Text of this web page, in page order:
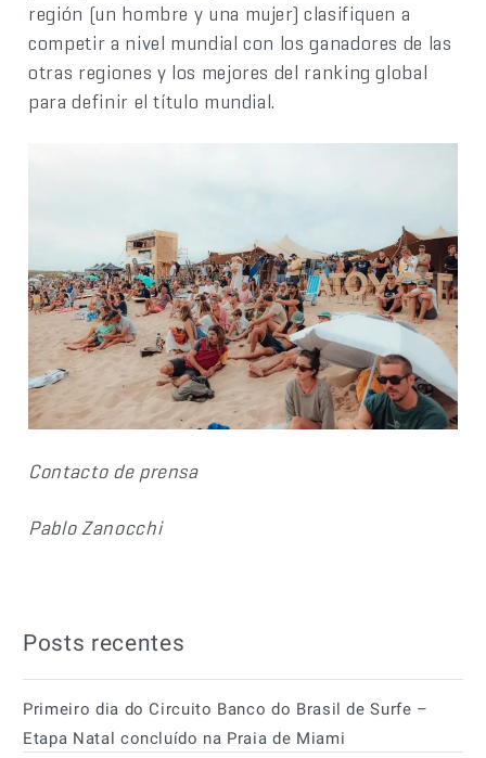
región (un hombre y una mujer) clasifiquen a
competir a nivel mundial con los ganadores de las
otras regiones y los mejores del ranking global
para definir el título mundial.
Contacto de prensa
Pablo Zanocchi
Posts recentes
Primeiro dia do Circuito Banco do Brasil de Surfe –
Etapa Natal concluído na Praia de Miami